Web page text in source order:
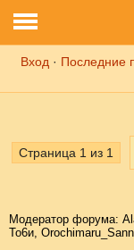
Вход · Последние
Страница 1 из 1
Модератор форума:
То6и,